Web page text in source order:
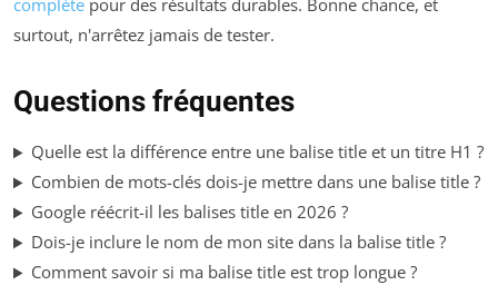
complète pour des résultats durables. Bonne chance, et
surtout, n'arrêtez jamais de tester.
Questions fréquentes
Quelle est la différence entre une balise title et un titre H1 ?
Combien de mots-clés dois-je mettre dans une balise title ?
Google réécrit-il les balises title en 2026 ?
Dois-je inclure le nom de mon site dans la balise title ?
Comment savoir si ma balise title est trop longue ?